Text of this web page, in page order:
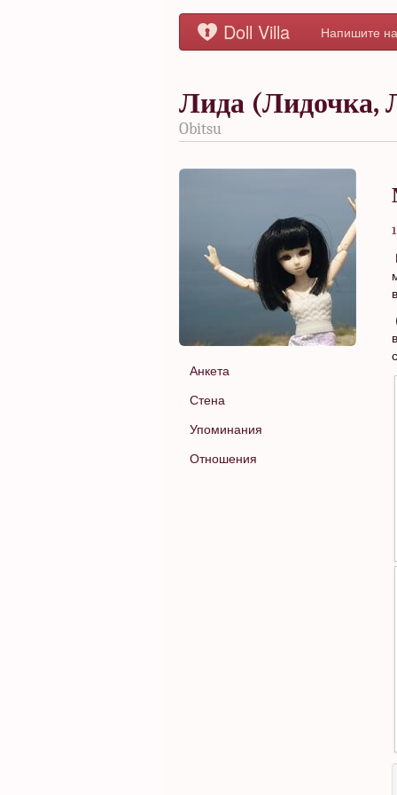
Doll Villa Напишите
Лида (Лидочка,
Obitsu
Анкета
Стена
Упоминания
Отношения